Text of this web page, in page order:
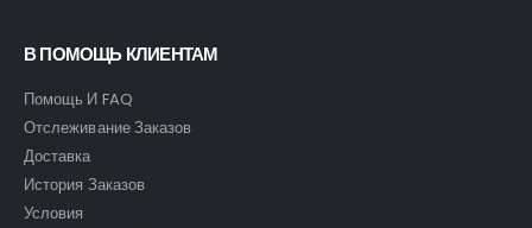
В ПОМОЩЬ КЛИЕНТАМ
Помощь И FAQ
Отслеживание Заказов
Доставка
История Заказов
Условия